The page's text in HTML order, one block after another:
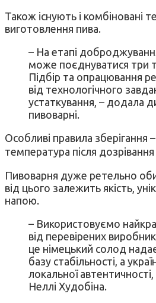
Також існують і комбіновані
виготовлення пива.
– На етапі
може поєднуватися три
Підбір та опрацювання
від технологічного
устаткування, – додала
пивоварні.
Особливі правила зберігання
температура після
Пивоварня дуже ретельно
від цього залежить якість,
напою.
– Використовуємо
від перевірених
це німецький солод
базу стабільності, а
локальної
Неллі Худобіна.